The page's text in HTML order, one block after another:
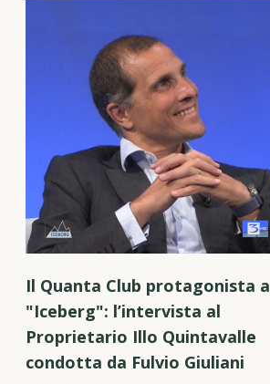
Il Quanta Club protagonista a
"Iceberg": l’intervista al
Proprietario Illo Quintavalle
condotta da Fulvio Giuliani